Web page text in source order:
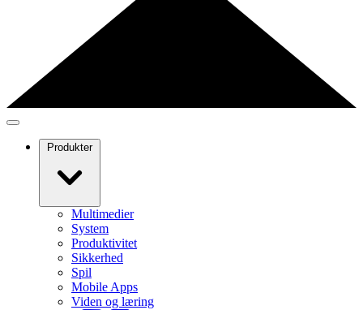
Produkter
Multimedier
System
Produktivitet
Sikkerhed
Spil
Mobile Apps
Viden og læring